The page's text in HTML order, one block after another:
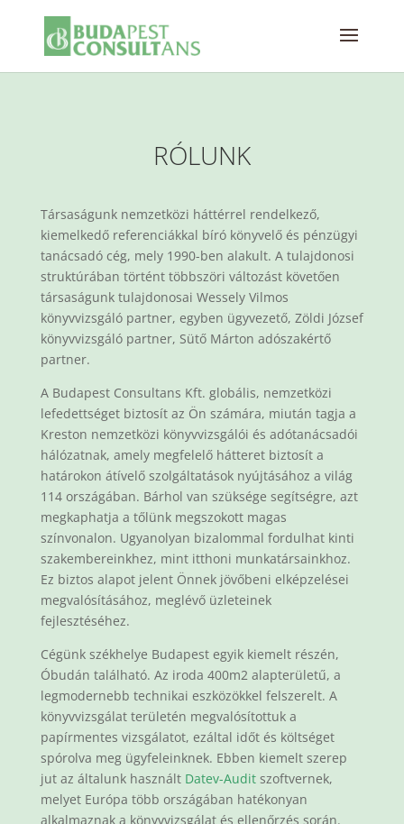
RÓLUNK
Társaságunk nemzetközi háttérrel rendelkező,
kiemelkedő referenciákkal bíró könyvelő és pénzügyi
tanácsadó cég, mely 1990-ben alakult. A tulajdonosi
struktúrában történt többszöri változást követően
társaságunk tulajdonosai Wessely Vilmos
könyvvizsgáló partner, egyben ügyvezető, Zöldi József
könyvvizsgáló partner, Sütő Márton adószakértő
partner.
A Budapest Consultans Kft. globális, nemzetközi
lefedettséget biztosít az Ön számára, miután tagja a
Kreston nemzetközi könyvvizsgálói és adótanácsadói
hálózatnak, amely megfelelő hátteret biztosít a
határokon átívelő szolgáltatások nyújtásához a világ
114 országában. Bárhol van szüksége segítségre, azt
megkaphatja a tőlünk megszokott magas
színvonalon. Ugyanolyan bizalommal fordulhat kinti
szakembereinkhez, mint itthoni munkatársainkhoz.
Ez biztos alapot jelent Önnek jövőbeni elképzelései
megvalósításához, meglévő üzleteinek
fejlesztéséhez.
Cégünk székhelye Budapest egyik kiemelt részén,
Óbudán található. Az iroda 400m2 alapterületű, a
legmodernebb technikai eszközökkel felszerelt. A
könyvvizsgálat területén megvalósítottuk a
papírmentes vizsgálatot, ezáltal időt és költséget
spórolva meg ügyfeleinknek. Ebben kiemelt szerep
jut az általunk használt Datev-Auditszoftvernek,
melyet Európa több országában hatékonyan
alkalmaznak a könyvvizsgálat és ellenőrzés során.